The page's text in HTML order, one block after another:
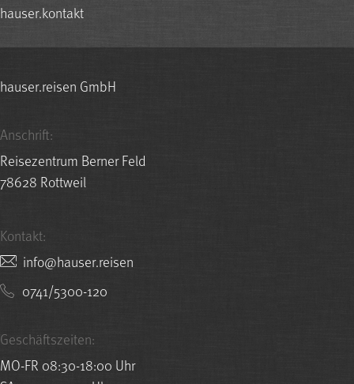
hauser.kontakt
hauser.reisen GmbH
Anschrift:
Reisezentrum Berner Feld
78628 Rottweil
Kontakt:
nesier.resuah@ofni
0741/5300-120
Geschäftszeiten:
MO-FR 08:30-18:00 Uhr